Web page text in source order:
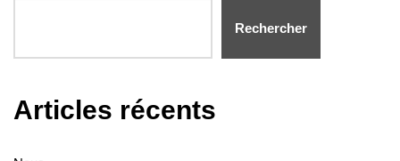
Rechercher
Articles récents